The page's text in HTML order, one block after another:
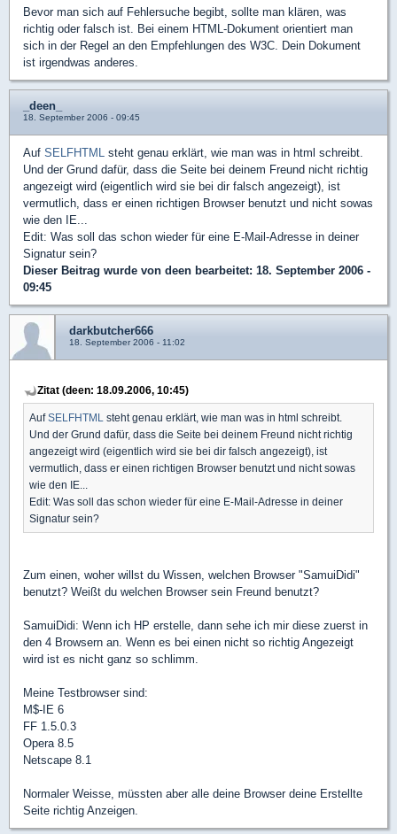
Bevor man sich auf Fehlersuche begibt, sollte man klären, was
richtig oder falsch ist. Bei einem HTML-Dokument orientiert man
sich in der Regel an den Empfehlungen des W3C. Dein Dokument
ist irgendwas anderes.
_deen_
18. September 2006 - 09:45
Auf SELFHTML steht genau erklärt, wie man was in html schreibt.
Und der Grund dafür, dass die Seite bei deinem Freund nicht richtig
angezeigt wird (eigentlich wird sie bei dir falsch angezeigt), ist
vermutlich, dass er einen richtigen Browser benutzt und nicht sowas
wie den IE...
Edit: Was soll das schon wieder für eine E-Mail-Adresse in deiner
Signatur sein?
Dieser Beitrag wurde von deen bearbeitet: 18. September 2006 -
09:45
darkbutcher666
18. September 2006 - 11:02
Zitat (deen: 18.09.2006, 10:45)
AufSELFHTML
steht genau erklärt, wie man was in html schreibt.
Und der Grund dafür, dass die Seite bei deinem Freund nicht richtig
angezeigt wird (eigentlich wird sie bei dir falsch angezeigt), ist
vermutlich, dass er einen richtigen Browser benutzt und nicht sowas
wie den IE...
Edit: Was soll das schon wieder für eine E-Mail-Adresse in deiner
Signatur sein?
Zum einen, woher willst du Wissen, welchen Browser "SamuiDidi"
benutzt? Weißt du welchen Browser sein Freund benutzt?
SamuiDidi: Wenn ich HP erstelle, dann sehe ich mir diese zuerst in
den 4 Browsern an. Wenn es bei einen nicht so richtig Angezeigt
wird ist es nicht ganz so schlimm.
Meine Testbrowser sind:
M$-IE 6
FF 1.5.0.3
Opera 8.5
Netscape 8.1
Normaler Weisse, müssten aber alle deine Browser deine Erstellte
Seite richtig Anzeigen.